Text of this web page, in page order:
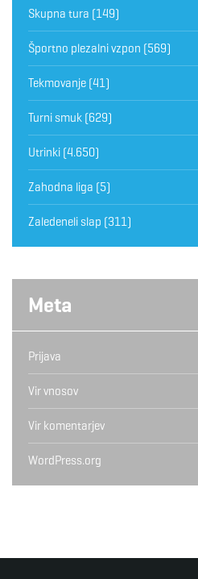
Skupna tura (149)
Športno plezalni vzpon (569)
Tekmovanje (41)
Turni smuk (629)
Utrinki (4.650)
Zahodna liga (5)
Zaledeneli slap (311)
Meta
Prijava
Vir vnosov
Vir komentarjev
WordPress.org